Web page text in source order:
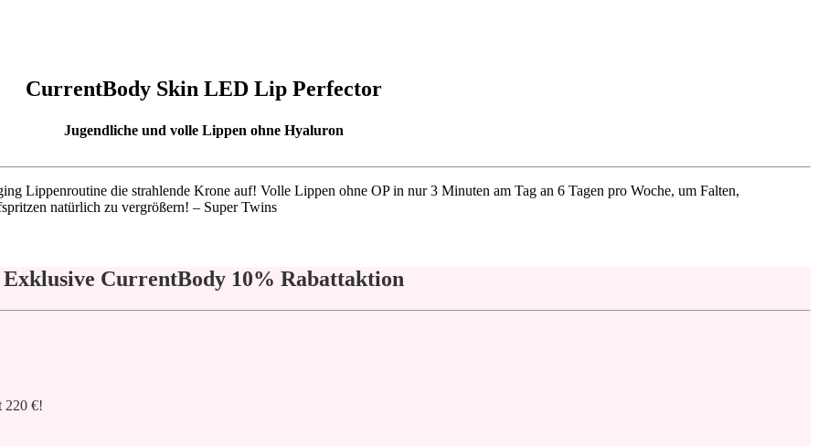
CurrentBody Skin LED Lip Perfector
Jugendliche und volle Lippen ohne Hyaluron
Lippenroutine die strahlende Krone auf! Volle Lippen ohne OP in nur 3 Minuten am Tag an 6 Tagen pro Woche, um Falten,
natürlich zu vergrößern! – Super Twins
Exklusive CurrentBody 10% Rabattaktion
220 €!